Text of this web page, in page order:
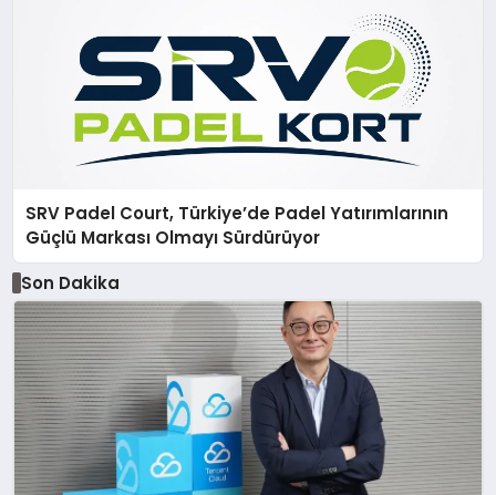
SRV Padel Court, Türkiye’de Padel Yatırımlarının
Güçlü Markası Olmayı Sürdürüyor
Son Dakika